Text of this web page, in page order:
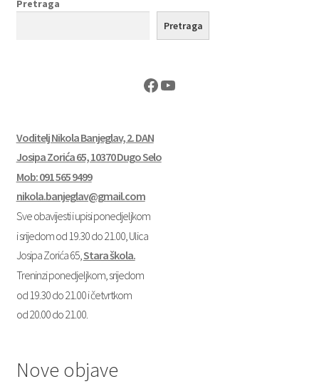
Pretraga
Pretraga
Facebook
YouTube
Voditelj Nikola Banjeglav, 2. DAN
Josipa Zorića 65, 10370 Dugo Selo
Mob: 091 565 9499
nikola.banjeglav@gmail.com
Sve obavijesti i upisi ponedjeljkom
i srijedom od 19.30 do 21.00, Ulica
Josipa Zorića 65,Stara škola.
Treninzi ponedjeljkom, srijedom
od 19.30 do 21.00 i četvrtkom
od 20.00 do 21.00.
Nove objave